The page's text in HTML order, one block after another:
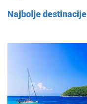
Najbolje